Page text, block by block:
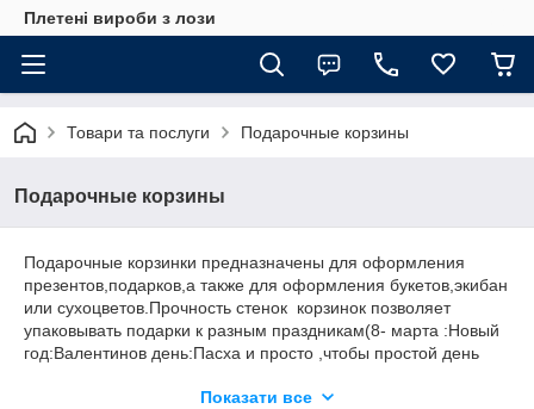
Плетені вироби з лози
Товари та послуги Подарочные корзины
Подарочные корзины
Подарочные корзинки предназначены для оформления
презентов,подарков,а также для оформления букетов,экибан
или сухоцветов.Прочность стенок корзинок позволяет
упаковывать подарки к разным праздникам(8- марта :Новый
год:Валентинов день:Пасха и просто ,чтобы простой день
сплетены из экологически чистой лозы.
Показати все